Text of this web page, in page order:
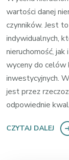
wartości danej
czynników. Jest
indywidualnych,
nieruchomość,
wyceny do celów
inwestycyjnych.
jest przez
odpowiednie
CZYTAJ DALEJ